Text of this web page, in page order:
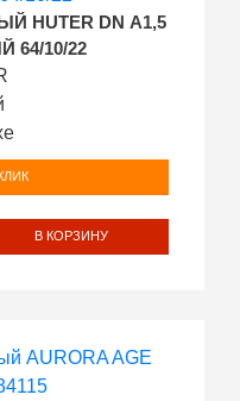
HUTER DN А1,5
64/10/22
В КОРЗИНУ